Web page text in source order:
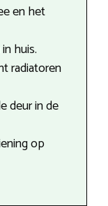
en het
huis.
radiatoren
deur in de
op